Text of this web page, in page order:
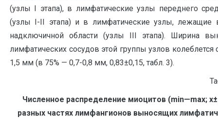
(узлы I этапа), в лимфатические узлы переднего
(узлы I-II этапа) и в лимфатические узлы, лежащие
надключичной области (узлы III этапа). Ширина
лимфатических сосудов этой группы узлов колеблется
1,5 мм (в 75% — 0,7-0,8 мм, 0,83±0,15, табл. 3).
Численное распределение миоцитов (min—max; x±
разных частях лимфангионов выносящих